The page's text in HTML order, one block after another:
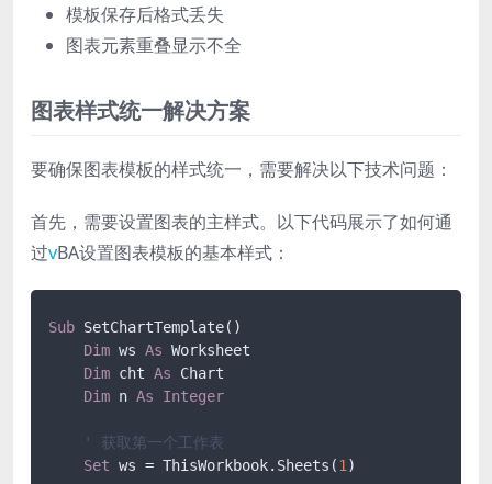
模板保存后格式丢失
图表元素重叠显示不全
图表样式统一解决方案
要确保图表模板的样式统一，需要解决以下技术问题：
首先，需要设置图表的主样式。以下代码展示了如何通
过vBA设置图表模板的基本样式：
Sub SetChartTemplate()
Dim ws As Worksheet
Dim cht As Chart
Dim n As Integer
' 获取第一个工作表
Set ws = ThisWorkbook.Sheets(1 )